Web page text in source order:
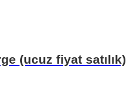
(ucuz fiyat satılık)